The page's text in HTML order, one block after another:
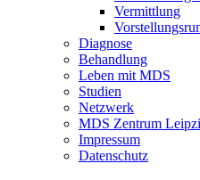
Vermittlung
Diagnose
Behandlung
Leben mit MDS
Studien
Netzwerk
MDS Zentrum
Impressum
Datenschutz